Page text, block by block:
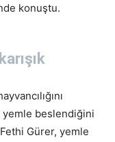
konuştu.
yemle beslendiğini
Gürer, yemle